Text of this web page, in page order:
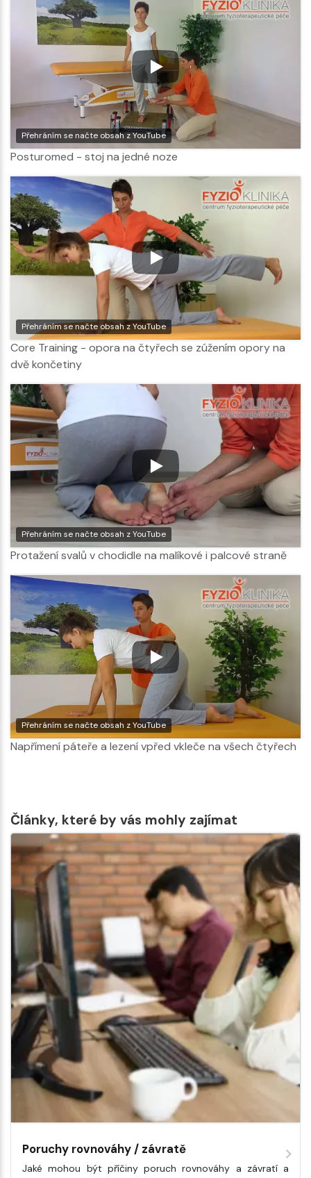
Přehráním se načte obsah z YouTube
Posturomed - stoj na jedné noze
Přehráním se načte obsah z YouTube
Core Training - opora na čtyřech se zúžením opory na
dvě končetiny
Přehráním se načte obsah z YouTube
Protažení svalů v chodidle na malíkové i palcové straně
Přehráním se načte obsah z YouTube
Napřímení páteře a lezení vpřed vkleče na všech čtyřech
Články, které by vás mohly zajímat
Poruchy rovnováhy / závratě
Jaké mohou být příčiny poruch rovnováhy a závratí a